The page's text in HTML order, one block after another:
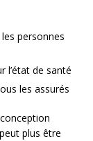
personnes
l’état de santé
les assurés
plus être